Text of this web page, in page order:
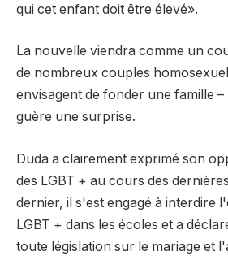
qui cet enfant doit être élevé».
La nouvelle viendra comme un
de nombreux couples
envisagent de fonder une famille –
guère une surprise.
Duda a clairement exprimé son
des LGBT + au cours des
dernier, il s'est engagé à interdire
LGBT + dans les écoles et a
toute législation sur le mariage et